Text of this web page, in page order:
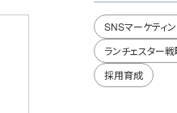
SNSマーケティ
ランチェスター
採用育成